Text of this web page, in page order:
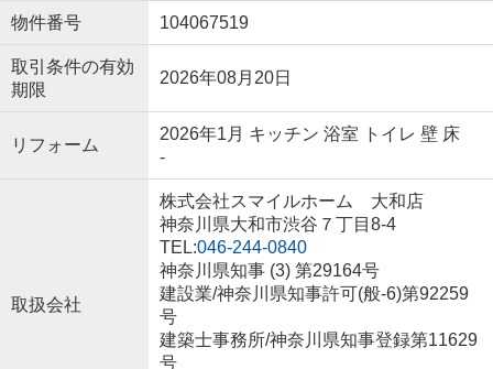
物件番号 104067519
取引条件の有効
期限
2026年08月20日
リフォーム
2026年1月 キッチン 浴室 トイレ 壁 床
-
取扱会社
株式会社スマイルホーム 大和店
神奈川県大和市渋谷７丁目8-4
TEL:046-244-0840
神奈川県知事 (3) 第29164号
建設業/神奈川県知事許可(般-6)第92259
号
建築士事務所/神奈川県知事登録第11629
号